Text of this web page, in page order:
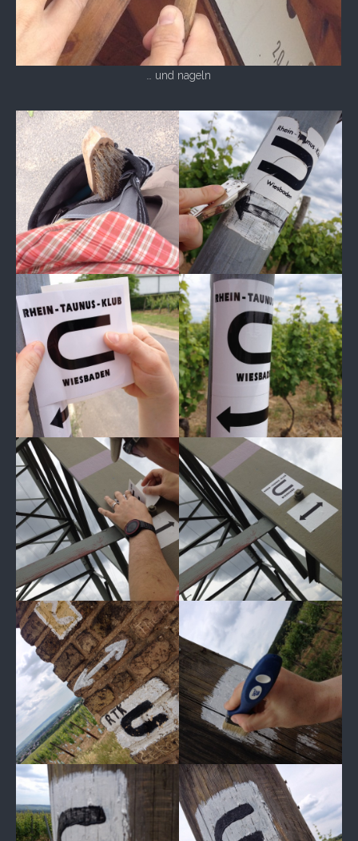
… und nageln